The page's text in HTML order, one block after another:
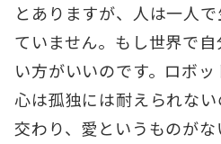
とありますが、人は一人
ていません。もし世界で
い方がいいのです。ロボ
心は孤独には耐えられない
交わり、愛というものが